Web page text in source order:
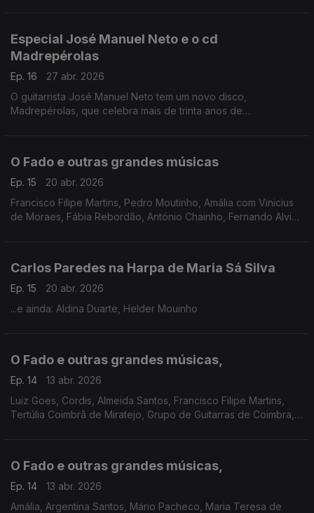
Especial José Manuel Neto e o cd
Madrepérolas
Ep. 16
27 abr. 2026
O guitarrista José Manuel Neto tem um novo disco,
Madrepérolas, que celebra mais de trinta anos de
O Fado e outras grandes músicas
Ep. 15
20 abr. 2026
Francisco Filipe Martins, Pedro Moutinho, Amália com Vinicius
de Moraes, Fábia Rebordão, António Chainho, Fernando Alvim
Carlos Paredes na Harpa de Maria Sá Silva
Ep. 15
20 abr. 2026
...e ainda: Aldina Duarte, Helder Mouinho
O Fado e outras grandes músicas,
Ep. 14
13 abr. 2026
Luiz Goes, Cordis, Almeida Santos, Francisco Filipe Martins,
Tertúlia Coimbrã de Miratejo, Grupo de Guitarras de Coimbra,
O Fado e outras grandes músicas,
Ep. 14
13 abr. 2026
Amália, Argentina Santos, Mário Pacheco, Maria Teresa de